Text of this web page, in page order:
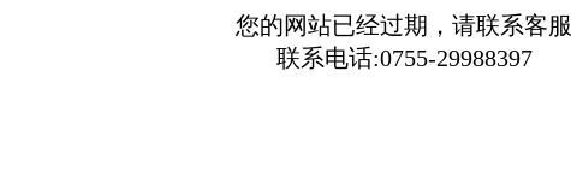
您的网站已经过期，请联系客服
联系电话:0755-29988397​